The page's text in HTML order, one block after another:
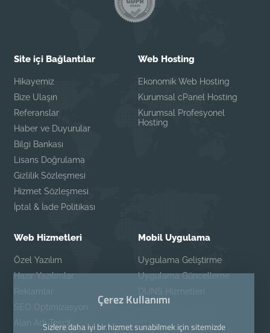
Site içi Bağlantılar
Hikayemiz
Bize Ulaşın
Referanslar
Haber ve Duyurular
Bilgi Bankası
Lisans Doğrulama
Gizlilik Sözleşmesi
Hizmet Sözleşmesi
İptal & İade Politikası
Web Hosting
Ekonomik Web Hosting
Kurumsal cPanel Hosting
Kurumsal Profesyonel
Hosting
Web Hizmetleri
Özel Yazılım
Hazır Yazılımlar
Reklamlar
SEO Optimizasyon
Alan Adı Tescil
Mobil Uygulama
Uygulama Geliştirme
Uygulama Güncelleme
DUNS Hizmetleri
Çerez Kullanımı
Sizlere daha iyi bir hizmet sunabilmek için sitemizde